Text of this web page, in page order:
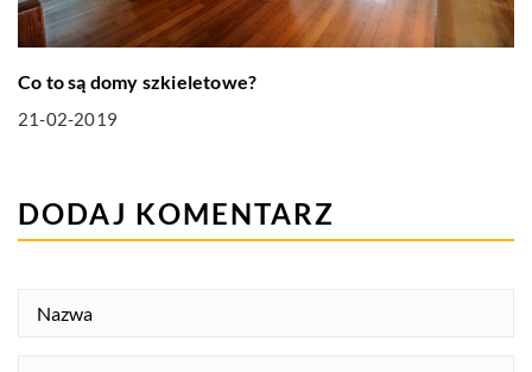
Co to są domy szkieletowe?
21-02-2019
DODAJ KOMENTARZ